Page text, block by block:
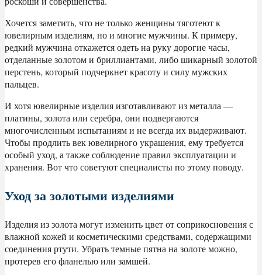
Хочется заметить, что не только женщины тяготеют к
ювелирным изделиям, но и многие мужчины. К примеру,
редкий мужчина откажется одеть на руку дорогие часы,
отделанные золотом и бриллиантами, либо шикарный золотой
перстень, который подчеркнет красоту и силу мужских
пальцев.
И хотя ювелирные изделия изготавливают из металла —
платины, золота или серебра, они подвергаются
многочисленным испытаниям и не всегда их выдерживают.
Чтобы продлить век ювелирного украшения, ему требуется
особый уход, а также соблюдение правил эксплуатации и
хранения. Вот что советуют специалисты по этому поводу.
Уход за золотыми изделиями
Изделия из золота могут изменить цвет от соприкосновения с
влажной кожей и косметическими средствами, содержащими
соединения ртути. Убрать темные пятна на золоте можно,
протерев его фланелью или замшей.